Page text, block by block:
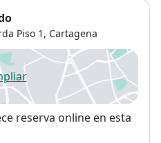
Piso 1, Cartagena
se abre en una nueva
reserva online en esta